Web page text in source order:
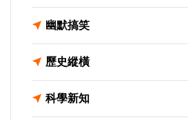
幽默搞笑
歷史縱橫
科學新知